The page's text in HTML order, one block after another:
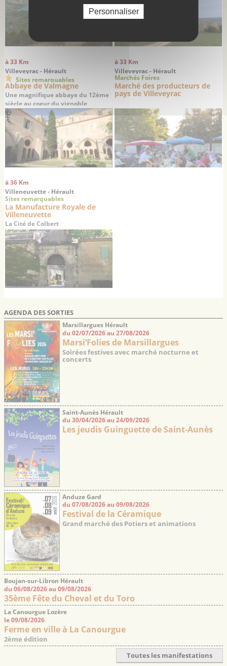
à 33 Km
Villeveyrac - Hérault
Sites remarquables
Abbaye de Valmagne
Une magnifique abbaye du 12ème
siècle au coeur du vignoble
languedocien
à 33 Km
Villeveyrac - Hérault
Marchés Foires
Marché des producteurs de
pays de Villeveyrac
à 36 Km
Villeneuvette - Hérault
Sites remarquables
La Manufacture Royale de
Villeneuvette
La Cité de Colbert
AGENDA DES SORTIES
Marsillargues Hérault
du 02/07/2026 au 27/08/2026
Marsi’Folies de Marsillargues
Soirées festives avec marché nocturne et
concerts
Saint-Aunès Hérault
du 30/04/2026 au 24/09/2026
Les jeudis Guinguette de Saint-Aunès
Anduze Gard
du 07/08/2026 au 09/08/2026
Festival de la Céramique
Grand marché des Potiers et animations
Boujan-sur-Libron Hérault
du 06/08/2026 au 09/08/2026
35ème Fête du Cheval et du Toro
La Canourgue Lozère
le 09/08/2026
Ferme en ville à La Canourgue
2ème édition
Toutes les manifestations
Personnaliser